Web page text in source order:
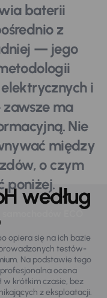
baterii
z
— jego
i
ma
Nie
między
o czym
poniżej.
ECO
według
opiera się na ich bazie
testów-
Na podstawie tego
ocena
w krótkim czasie, bez
z eksploatacji.